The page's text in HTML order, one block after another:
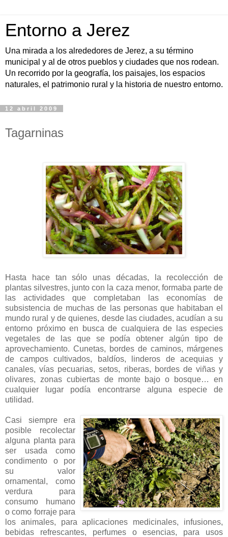
Entorno a Jerez
Una mirada a los alrededores de Jerez, a su término
municipal y al de otros pueblos y ciudades que nos rodean.
Un recorrido por la geografía, los paisajes, los espacios
naturales, el patrimonio rural y la historia de nuestro entorno.
12 abril 2009
Tagarninas
Hasta hace tan sólo unas décadas, la recolección de
plantas silvestres, junto con la caza menor, formaba parte de
las actividades que completaban las economías de
subsistencia de muchas de las personas que habitaban el
mundo rural y de quienes, desde las ciudades, acudían a su
entorno próximo en busca de cualquiera de las especies
vegetales de las que se podía obtener algún tipo de
aprovechamiento. Cunetas, bordes de caminos, márgenes
de campos cultivados, baldíos, linderos de acequias y
canales, vías pecuarias, setos, riberas, bordes de viñas y
olivares, zonas cubiertas de monte bajo o bosque… en
cualquier lugar podía encontrarse alguna especie de
utilidad.
Casi siempre era
posible recolectar
alguna planta para
ser usada como
condimento o por
su valor
ornamental, como
verdura para
consumo humano
o como forraje para
los animales, para aplicaciones medicinales, infusiones,
bebidas refrescantes, perfumes o esencias, para usos